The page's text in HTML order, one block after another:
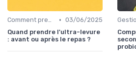
Comment prendre des probiotiques • 03/06/2025
Quand prendre l'ultra-levure
: avant ou après le repas ?